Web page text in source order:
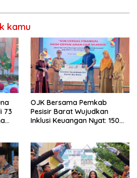
kamu
73
OJK Bersama Pemkab
Pesisir Barat Wujudkan
Inklusi Keuangan Nyat: 150